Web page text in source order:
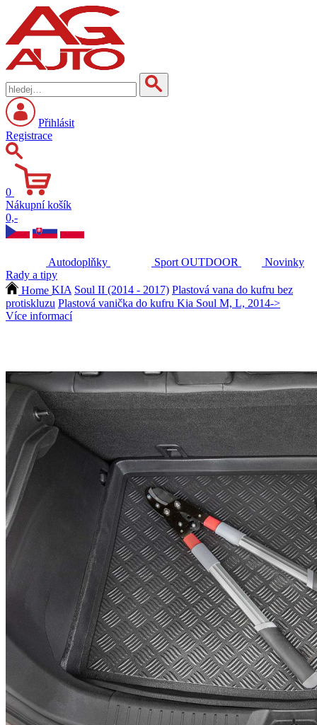
Přihlásit
Registrace
0
Nákupní košík
0,-
Autodoplňky Sport OUTDOOR
Novinky
Rady a tipy
Home KIA Soul II (2014 - 2017) Plastová vana do kufru bez
protiskluzu Plastová vanička do kufru Kia Soul M, L, 2014->
Více informací